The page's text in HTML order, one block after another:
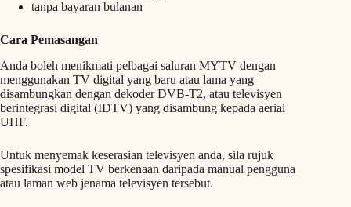
tanpa bayaran bulanan
Cara Pemasangan
Anda boleh menikmati pelbagai saluran MYTV dengan
menggunakan TV digital yang baru atau lama yang
disambungkan dengan dekoder DVB-T2, atau televisyen
berintegrasi digital (IDTV) yang disambung kepada aerial
UHF.
Untuk menyemak keserasian televisyen anda, sila rujuk
spesifikasi model TV berkenaan daripada manual pengguna
atau laman web jenama televisyen tersebut.